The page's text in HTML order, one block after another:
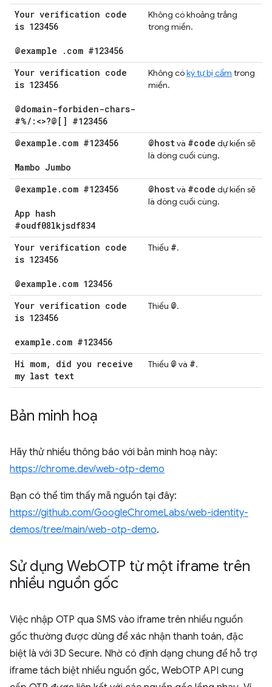
Your verification code
is 123456
@example . com #123456
Không có khoảng trắng
trong miền.
Your verification code
is 123456
@domain-forbiden-chars-
#%/ :<>?@[] #123456
Không cóký tự bị cấm trong
miền.
@example . com #123456
Mambo Jumbo
@hostvà #code dự kiến sẽ
là dòng cuối cùng.
@example . com #123456
App hash
#oudf08lkjsdf834
@hostvà #code dự kiến sẽ
là dòng cuối cùng.
Your verification code
is 123456
@example . com 123456
Thiếu #.
Your verification code
is 123456
example . com #123456
Thiếu @.
Hi mom,
did you receive
my last text
Thiếu @ và #.
Bản minh hoạ
Hãy thử nhiều thông báo với bản minh hoạ này:
https://chrome.dev/web-otp-demo
Bạn có thể tìm thấy mã nguồn tại đây:
https://github.com/GoogleChromeLabs/web-identity-
demos/tree/main/web-otp-demo.
Sử dụng WebOTP từ một iframe trên
nhiều nguồn gốc
Việc nhập OTP qua SMS vào iframe trên nhiều nguồn
gốc thường được dùng để xác nhận thanh toán, đặc
biệt là với 3D Secure. Nhờ có định dạng chung để hỗ trợ
iframe tách biệt nhiều nguồn gốc, WebOTP API cung